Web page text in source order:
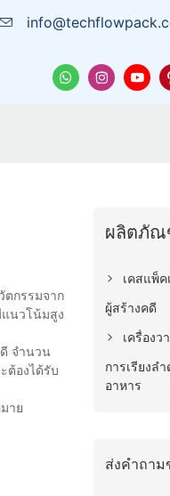
เคส ข่าวสาร
ตกรรมจาก
นวโน้มสูง
จำนวน
ต้องได้รับ
าย
ผลิตภัณ
เคสแพ็ค
ผู้สร้างคดี
เครื่องว
การเรียงล
อาหาร
ส่งคำถา